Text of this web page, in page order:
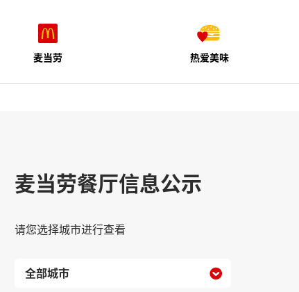
麦当劳 热爱美味
麦当劳餐厅信息公示
请您选择城市进行查看
